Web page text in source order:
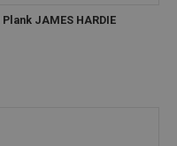
JAMES HARDIE